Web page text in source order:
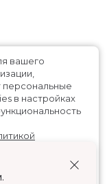
вашего
персональные
в настройках